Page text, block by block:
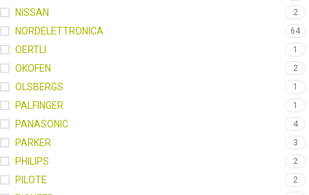
NISSAN 2
NORDELETTRONICA 64
OERTLI 1
OKOFEN 2
OLSBERGS 1
PALFINGER 1
PANASONIC 4
PARKER 3
PHILIPS 2
PILOTE 2